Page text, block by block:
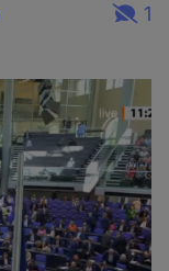
1